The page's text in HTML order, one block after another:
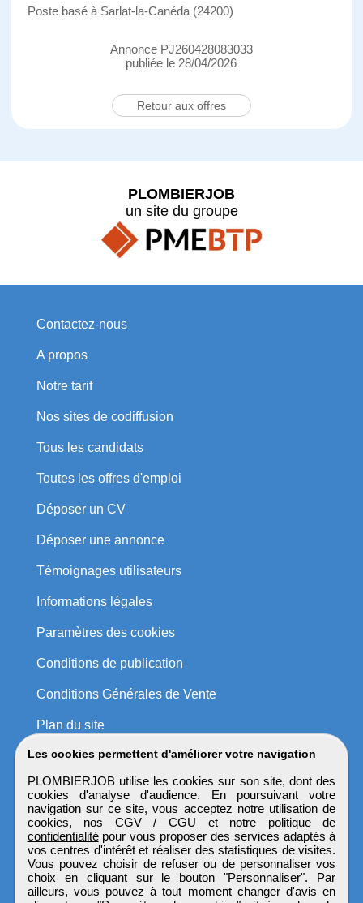
Poste basé à Sarlat-la-Canéda (24200)
Annonce PJ260428083033
publiée le 28/04/2026
Retour aux offres
Les cookies permettent d'améliorer votre navigation
PLOMBIERJOB utilise les cookies sur son site, dont des
cookies d'analyse d'audience. En poursuivant votre
navigation sur ce site, vous acceptez notre utilisation de
cookies, nos CGV / CGU et notre politique de
confidentialitépour vous proposer des services adaptés à
vos centres d'intérêt et réaliser des statistiques de visites.
Vous pouvez choisir de refuser ou de personnaliser vos
choix en cliquant sur le bouton "Personnaliser". Par
ailleurs, vous pouvez à tout moment changer d'avis en
PLOMBIERJOB
un site du groupe
Contactez-nous
A propos
Notre tarif
Nos sites de codiffusion
Tous les candidats
Toutes les offres d'emploi
Déposer un CV
Déposer une annonce
Témoignages utilisateurs
Informations légales
Paramètres des cookies
Conditions de publication
Conditions Générales de Vente
Plan du site